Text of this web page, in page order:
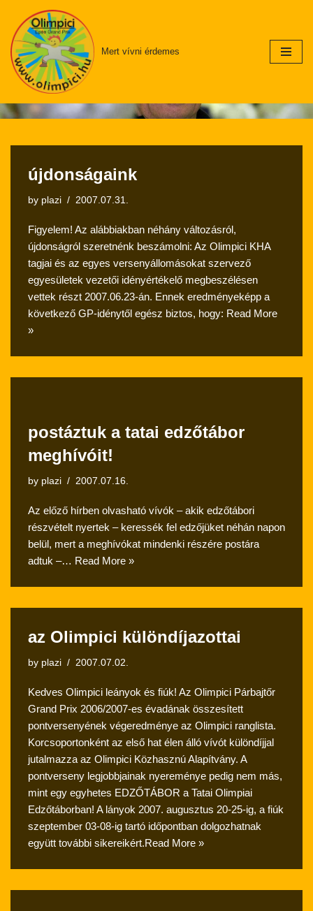
Skip
to
content
Mert vívni érdemes
újdonságaink
by plazi 2007.07.31.
Figyelem! Az alábbiakban néhány változásról,
újdonságról szeretnénk beszámolni: Az Olimpici KHA
tagjai és az egyes versenyállomásokat szervező
egyesületek vezetői idényértékelő megbeszélésen
vettek részt 2007.06.23-án. Ennek eredményeképp a
következő GP-idénytől egész biztos, hogy: Read More
»
postáztuk a tatai edzőtábor
meghívóit!
by plazi 2007.07.16.
Az előző hírben olvasható vívók – akik edzőtábori
részvételt nyertek – keressék fel edzőjüket néhán napon
belül, mert a meghívókat mindenki részére postára
adtuk –… Read More »
az Olimpici különdíjazottai
by plazi 2007.07.02.
Kedves Olimpici leányok és fiúk! Az Olimpici Párbajtőr
Grand Prix 2006/2007-es évadának összesített
pontversenyének végeredménye az Olimpici ranglista.
Korcsoportonként az első hat élen álló vívót különdíjjal
jutalmazza az Olimpici Közhasznú Alapítvány. A
pontverseny legjobbjainak nyereménye pedig nem más,
mint egy egyhetes EDZŐTÁBOR a Tatai Olimpiai
Edzőtáborban! A lányok 2007. augusztus 20-25-ig, a fiúk
szeptember 03-08-ig tartó időpontban dolgozhatnak
együtt további sikereikért.Read More »